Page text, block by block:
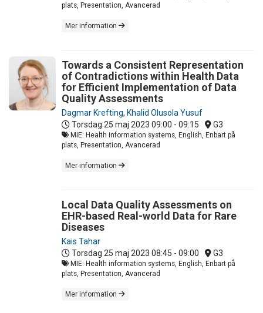
plats, Presentation, Avancerad
Mer information
Towards a Consistent Representation
of Contradictions within Health Data
for Efficient Implementation of Data
Quality Assessments
Dagmar Krefting, Khalid Olusola Yusuf
Torsdag 25 maj 2023 09:00 - 09:15 G3
MIE: Health information systems, English, Enbart på
plats, Presentation, Avancerad
Mer information
Local Data Quality Assessments on
EHR-based Real-world Data for Rare
Diseases
Kais Tahar
Torsdag 25 maj 2023 08:45 - 09:00 G3
MIE: Health information systems, English, Enbart på
plats, Presentation, Avancerad
Mer information